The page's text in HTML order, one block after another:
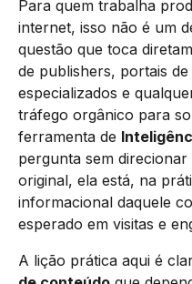
Para quem trabalha
internet, isso não é um
questão que toca
de publishers, portais
especializados e
tráfego orgânico para
ferramenta de
pergunta sem
original, ela está, na
informacional daquele
esperado em visitas e
A lição prática aqui é